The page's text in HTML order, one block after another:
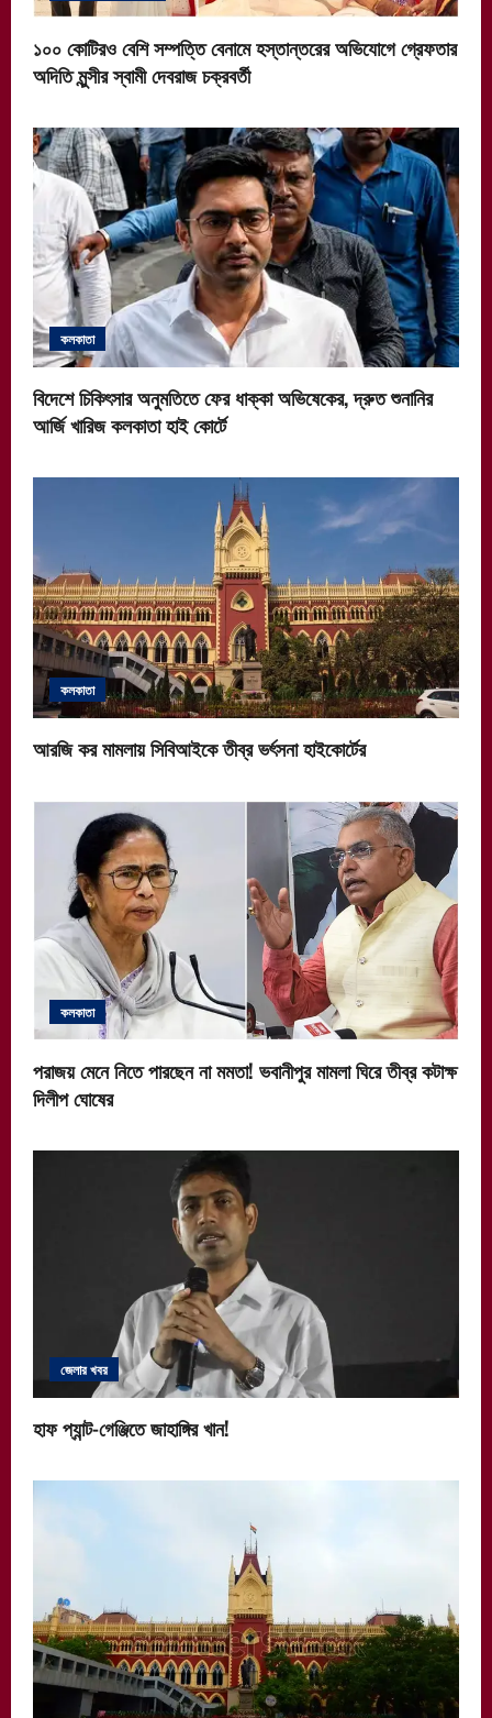
১০০ কোটিরও বেশি সম্পত্তি বেনামে হস্তান্তরের অভিযোগে গ্রেফতার
অদিতি মুন্সীর স্বামী দেবরাজ চক্রবর্তী
কলকাতা
বিদেশে চিকিৎসার অনুমতিতে ফের ধাক্কা অভিষেকের, দ্রুত শুনানির
আর্জি খারিজ কলকাতা হাই কোর্টে
কলকাতা
আরজি কর মামলায় সিবিআইকে তীব্র ভর্ৎসনা হাইকোর্টের
কলকাতা
পরাজয় মেনে নিতে পারছেন না মমতা! ভবানীপুর মামলা ঘিরে তীব্র কটাক্ষ
দিলীপ ঘোষের
জেলার খবর
হাফ প্যান্ট-গেঞ্জিতে জাহাঙ্গির খান!